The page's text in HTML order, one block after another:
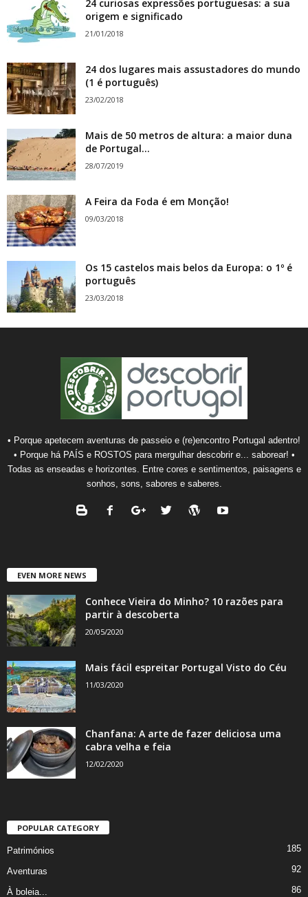
24 curiosas expressões portuguesas: a sua
origem e significado
21/01/2018
24 dos lugares mais assustadores do mundo
(1 é português)
23/02/2018
Mais de 50 metros de altura: a maior duna
de Portugal...
28/07/2019
A Feira da Foda é em Monção!
09/03/2018
Os 15 castelos mais belos da Europa: o 1º é
português
23/03/2018
• Porque apetecem aventuras de passeio e (re)encontro Portugal adentro!
• Porque há PAÍS e ROSTOS para mergulhar descobrir e... saborear! •
Todas as enseadas e horizontes. Entre cores e sentimentos, paisagens e
sonhos, sons, sabores e saberes.
EVEN MORE NEWS
Conhece Vieira do Minho? 10 razões para
partir à descoberta
20/05/2020
Mais fácil espreitar Portugal Visto do Céu
11/03/2020
Chanfana: A arte de fazer deliciosa uma
cabra velha e feia
12/02/2020
POPULAR CATEGORY
Patrimónios 185
Aventuras 92
À boleia... 86